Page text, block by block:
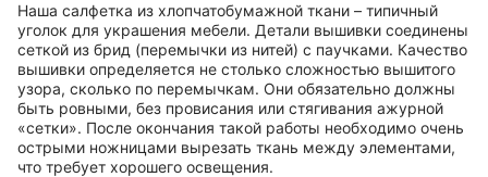
Наша салфетка из хлопчатобумажной ткани – типичный
уголок для украшения мебели. Детали вышивки соединены
сеткой из брид (перемычки из нитей) с паучками. Качество
вышивки определяется не столько сложностью вышитого
узора, сколько по перемычкам. Они обязательно должны
быть ровными, без провисания или стягивания ажурной
«сетки». После окончания такой работы необходимо очень
острыми ножницами вырезать ткань между элементами,
что требует хорошего освещения.